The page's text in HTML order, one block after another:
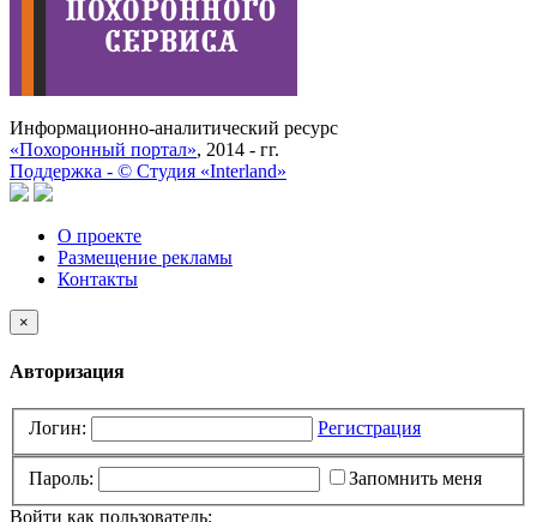
Информационно-аналитический ресурс
«Похоронный портал», 2014 - гг.
Поддержка - © Cтудия «Interland»
О проекте
Размещение рекламы
Контакты
×
Авторизация
Логин: Регистрация
Пароль:
Запомнить меня
Войти как пользователь: